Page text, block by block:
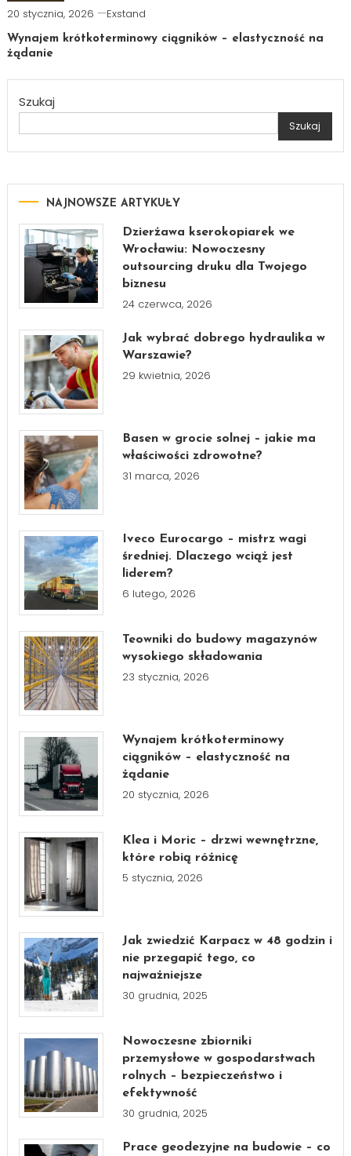
20 stycznia, 2026 Exstand
Wynajem krótkoterminowy ciągników – elastyczność na
żądanie
Szukaj
Szukaj
NAJNOWSZE ARTYKUŁY
Dzierżawa kserokopiarek we
Wrocławiu: Nowoczesny
outsourcing druku dla Twojego
biznesu
24 czerwca, 2026
Jak wybrać dobrego hydraulika w
Warszawie?
29 kwietnia, 2026
Basen w grocie solnej – jakie ma
właściwości zdrowotne?
31 marca, 2026
Iveco Eurocargo – mistrz wagi
średniej. Dlaczego wciąż jest
liderem?
6 lutego, 2026
Teowniki do budowy magazynów
wysokiego składowania
23 stycznia, 2026
Wynajem krótkoterminowy
ciągników – elastyczność na
żądanie
20 stycznia, 2026
Klea i Moric – drzwi wewnętrzne,
które robią różnicę
5 stycznia, 2026
Jak zwiedzić Karpacz w 48 godzin i
nie przegapić tego, co
najważniejsze
30 grudnia, 2025
Nowoczesne zbiorniki
przemysłowe w gospodarstwach
rolnych – bezpieczeństwo i
efektywność
30 grudnia, 2025
Prace geodezyjne na budowie – co